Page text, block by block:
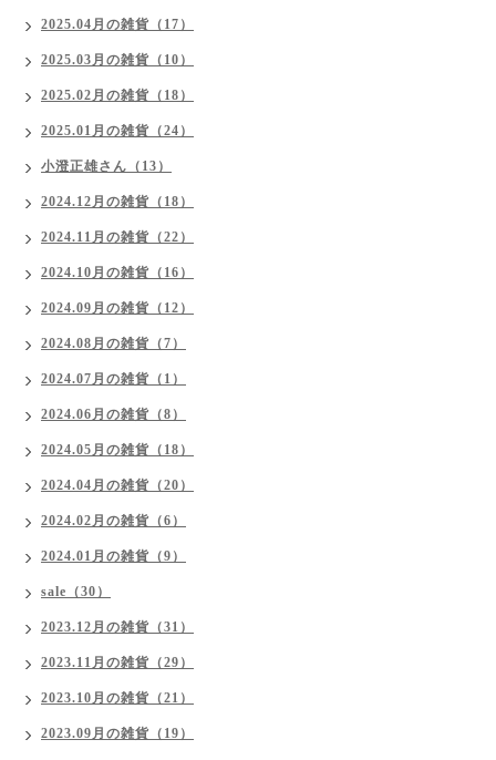
2025.04月の雑貨（17）
2025.03月の雑貨（10）
2025.02月の雑貨（18）
2025.01月の雑貨（24）
小澄正雄さん（13）
2024.12月の雑貨（18）
2024.11月の雑貨（22）
2024.10月の雑貨（16）
2024.09月の雑貨（12）
2024.08月の雑貨（7）
2024.07月の雑貨（1）
2024.06月の雑貨（8）
2024.05月の雑貨（18）
2024.04月の雑貨（20）
2024.02月の雑貨（6）
2024.01月の雑貨（9）
sale（30）
2023.12月の雑貨（31）
2023.11月の雑貨（29）
2023.10月の雑貨（21）
2023.09月の雑貨（19）